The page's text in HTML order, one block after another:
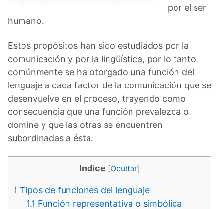
por el ser
humano.
Estos propósitos han sido estudiados por la
comunicación y por la lingüística, por lo tanto,
comúnmente se ha otorgado una función del
lenguaje a cada factor de la comunicación que se
desenvuelve en el proceso, trayendo como
consecuencia que una función prevalezca o
domine y que las otras se encuentren
subordinadas a ésta.
Indice [Ocultar]
1 Tipos de funciones del lenguaje
1.1 Función representativa o simbólica